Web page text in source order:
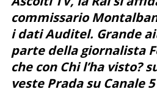
commissario
i dati Auditel. Grande
parte della giornalista
che con Chi l’ha visto?
veste Pradasu Canale 5